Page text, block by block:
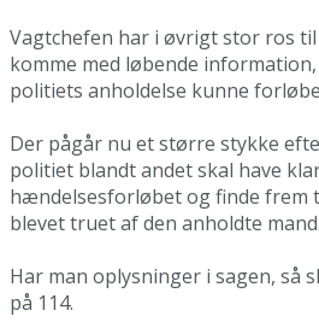
Vagtchefen har i øvrigt stor ros
komme med løbende
politiets anholdelse kunne
Der pågår nu et større stykke
politiet blandt andet skal have
hændelsesforløbet og finde frem
blevet truet af den anholdte mand.
Har man oplysninger i sagen, så
på 114.